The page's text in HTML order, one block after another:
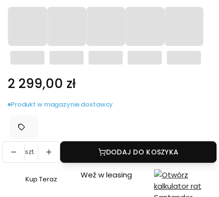
Cena
2 299,00 zł
Produkt w magazynie dostawcy
szt. DODAJ DO KOSZYKA
Szybki
Kup Teraz Weź w leasing